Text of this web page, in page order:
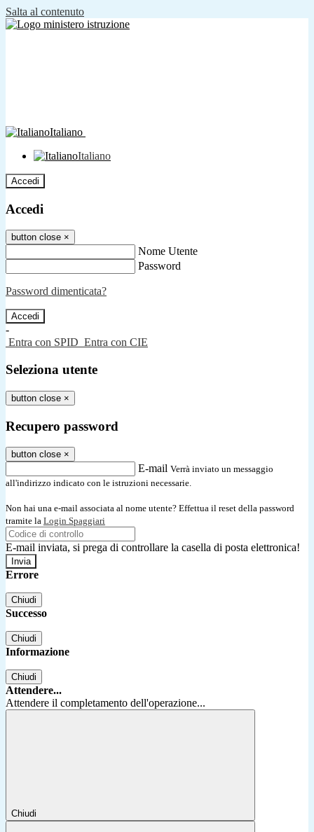
Salta al contenuto
Italiano
Italiano
Accedi
Accedi
button close ×
Nome Utente
Password
Password dimenticata?
-
Entra con SPID Entra con CIE
Seleziona utente
button close ×
Recupero password
button close ×
E-mail Verrà inviato un messaggio
all'indirizzo indicato con le istruzioni necessarie.
Non hai una e-mail associata al nome utente? Effettua il reset della password
tramite la Login Spaggiari
E-mail inviata, si prega di controllare la casella di posta elettronica!
Errore
Chiudi
Successo
Chiudi
Informazione
Chiudi
Attendere...
Attendere il completamento dell'operazione...
Chiudi